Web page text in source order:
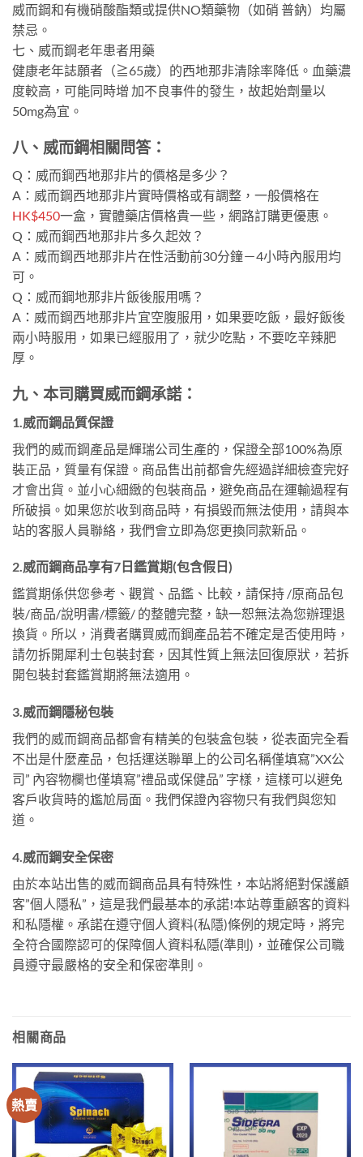
威而鋼和有機硝酸酯類或提供NO類藥物（如硝 普鈉）均屬
禁忌。
七、威而鋼老年患者用藥
健康老年誌願者（≧65歲）的西地那非清除率降低。血藥濃
度較高，可能同時增 加不良事件的發生，故起始劑量以
50mg為宜。
八、威而鋼相關問答：
Q：威而鋼西地那非片的價格是多少？
A：威而鋼西地那非片實時價格或有調整，一般價格在
HK$450一盒，實體藥店價格貴一些，網路訂購更優惠。
Q：威而鋼西地那非片多久起效？
A：威而鋼西地那非片在性活動前30分鐘－4小時內服用均
可。
Q：威而鋼地那非片飯後服用嗎？
A：威而鋼西地那非片宜空腹服用，如果要吃飯，最好飯後
兩小時服用，如果已經服用了，就少吃點，不要吃辛辣肥
厚。
九、本司購買威而鋼承諾：
1.威而鋼品質保證
我們的威而鋼產品是輝瑞公司生產的，保證全部100%為原
裝正品，質量有保證。商品售出前都會先經過詳細檢查完好
才會出貨。並小心細緻的包裝商品，避免商品在運輸過程有
所破損。如果您於收到商品時，有損毀而無法使用，請與本
站的客服人員聯絡，我們會立即為您更換同款新品。
2.威而鋼商品享有7日鑑賞期(包含假日)
鑑賞期係供您參考、觀賞、品鑑、比較，請保持 /原商品包
裝/商品/說明書/標籤/ 的整體完整，缺一恕無法為您辦理退
換貨。所以，消費者購買威而鋼產品若不確定是否使用時，
請勿拆開犀利士包裝封套，因其性質上無法回復原狀，若拆
開包裝封套鑑賞期將無法適用。
3.威而鋼隱秘包裝
我們的威而鋼商品都會有精美的包裝盒包裝，從表面完全看
不出是什麼產品，包括運送聯單上的公司名稱僅填寫”XX公
司” 內容物欄也僅填寫”禮品或保健品” 字樣，這樣可以避免
客戶收貨時的尷尬局面。我們保證內容物只有我們與您知
道。
4.威而鋼安全保密
由於本站出售的威而鋼商品具有特殊性，本站將絕對保護顧
客”個人隱私”，這是我們最基本的承諾!本站尊重顧客的資料
和私隱權。承諾在遵守個人資料(私隱)條例的規定時，將完
全符合國際認可的保障個人資料私隱(準則)，並確保公司職
員遵守最嚴格的安全和保密準則。
相關商品
熱賣